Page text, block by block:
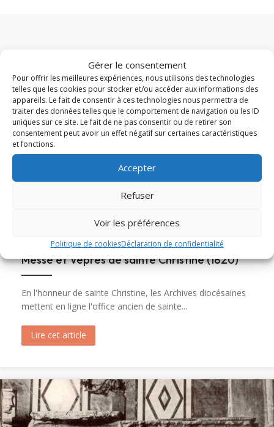
Gérer le consentement
Pour offrir les meilleures expériences, nous utilisons des technologies
telles que les cookies pour stocker et/ou accéder aux informations des
appareils. Le fait de consentir à ces technologies nous permettra de
traiter des données telles que le comportement de navigation ou les ID
uniques sur ce site. Le fait de ne pas consentir ou de retirer son
consentement peut avoir un effet négatif sur certaines caractéristiques
et fonctions.
Accepter
Refuser
Voir les préférences
Politique de cookiesDéclaration de confidentialité
À la une
Messe et Vêpres de sainte Christine (1820)
En l'honneur de sainte Christine, les Archives diocésaines
mettent en ligne l'office ancien de sainte...
Lire cet article